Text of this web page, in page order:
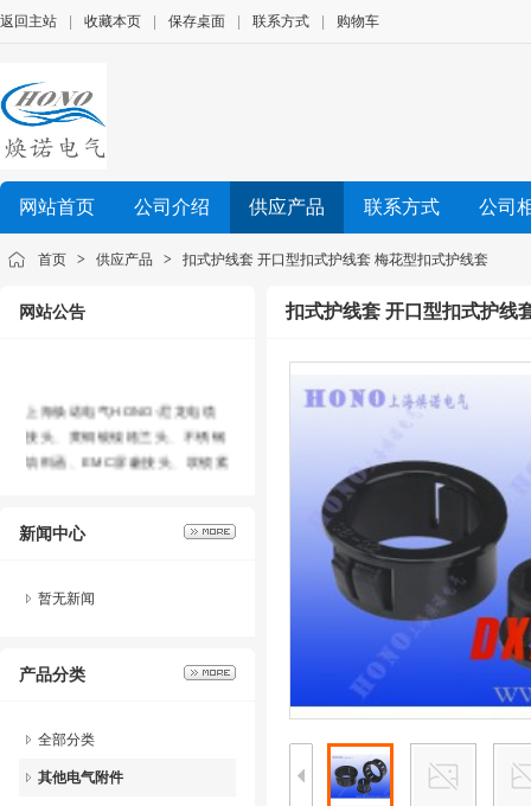
返回主站 收藏本页 保存桌面 联系方式 购物车
上海焕诺电气科技有限公司 加关注
尼龙电缆接头、黄铜镀镍格兰头、不锈钢填料函、EMC屏蔽
头、船用填料函、EX防爆接头、UL认证格兰头、PA尼龙软
网站首页 公司介绍 供应产品 联系方式 公司
首页 > 供应产品 > 扣式护线套 开口型扣式护线套 梅花型扣式护线套
网站公告
上海焕诺电气HONO-尼龙电缆
接头、黄铜镀镍格兰头、不锈钢
填料函、EMC屏蔽接头、双锁紧
纹软管、双开口波纹软管镀锌钢
接头、分体尼龙电缆接头、防折
钢软管、防爆金属软管、金属软
软管黄铜镀镍接头、Y型三通接
定座，塑料软管管夹、缠绕管、
新闻中心
暂无新闻
产品分类
全部分类
其他电气附件
扣式护线套 开口型扣式护线